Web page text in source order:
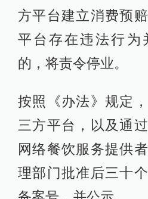
方平台建立消费预
平台存在违法行为
的，将责令停业。
按照《办法》规定
三方平台，以及通
网络餐饮服务提供
理部门批准后三十